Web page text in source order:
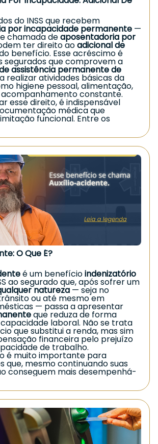
do INSS que recebem
por incapacidade permanente —
chamada deaposentadoria por
ter direito aoadicional de
benefício. Esse acréscimo é
segurados que comprovem a
assistência permanente de
realizar atividades básicas da
higiene pessoal, alimentação,
constante.
esse direito, é indispensável
médica que
funcional. Entre os
utilizados estão
especializados, resultados
evidência que demonstre
é fundamental para garantir
financeiro aos segurados que
severas e precisam de
Mesmo assim, muitos pedidos
administrativamente, tornando a
alternativa para
do direito.
enfrentando situação
orientação jurídica
Garantir seus direitos é essencial.
O Que É?
é um benefícioindenizatório
ao segurado que, após sofrer um
natureza — seja no
ou até mesmo em
— passa a apresentar
que reduza de forma
laboral. Não se trata
que substitui a renda, mas sim
financeira pelo prejuízo
de trabalho.
é muito importante para
que, mesmo continuando suas
conseguem mais desempenhá-
eficiência devido às limitações
acidente.
receber o Auxílio-
ao benefício, o segurado